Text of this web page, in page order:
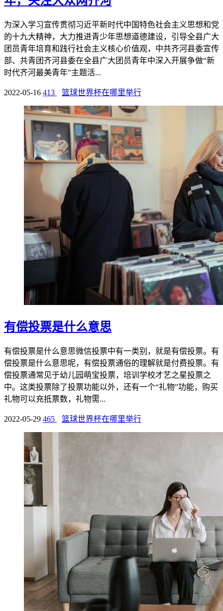
为深入学习宣传贯彻习近平新时代中国特色社会主义思想和党
的十九大精神，大力推进青少年思想道德建设，引导全县广大
团员青年培育和践行社会主义核心价值观，中共齐河县委宣传
部、共青团齐河县委在全县广大团员青年中深入开展争做“新
时代齐河最美青年”主题活...
2022-05-16 413 篮球世界杯在哪里举行
有偿投票是什么意思
有偿投票是什么意思微信投票中有一类别，就是有偿投票。有
偿投票是什么意思呢，有偿投票通俗的理解就是付费投票。有
偿投票通常见于幼儿园萌宝投票，培训学校才艺之星投票之
中。这类投票除了投票功能以外，还有一个“礼物”功能，购买
礼物可以充抵票数，礼物需...
2022-05-29 465 篮球世界杯在哪里举行